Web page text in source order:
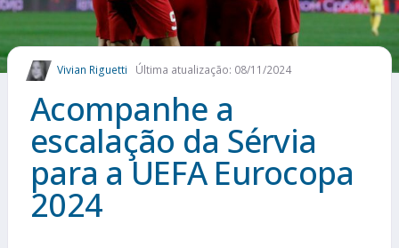
COMO APOSTAR
MAIS ESPORTES
Vivian Riguetti Última atualização: 08/11/2024
Acompanhe a
escalação da Sérvia
para a UEFA Eurocopa
2024